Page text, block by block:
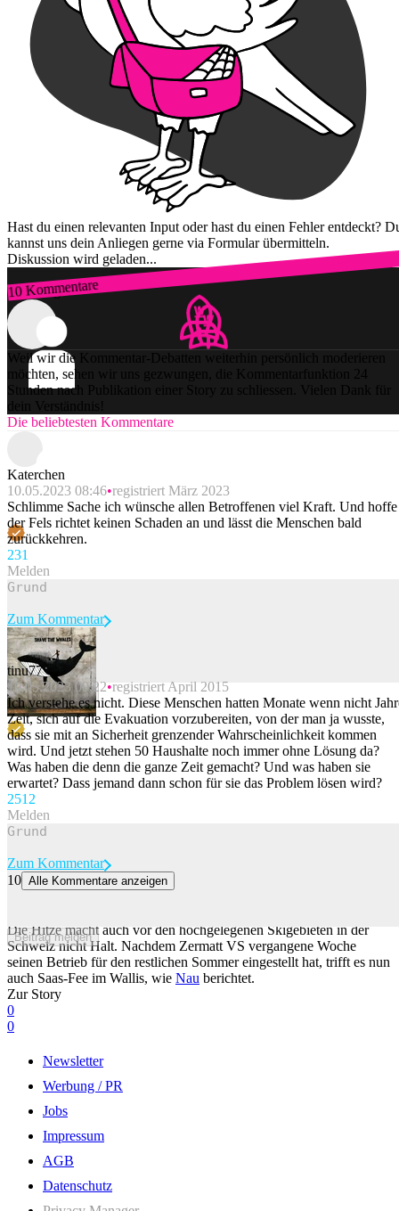
Hast du einen relevanten Input oder hast du einen Fehler entdeckt?
kannst uns dein Anliegen gerne via Formular übermitteln.
Diskussion wird geladen...
10 Kommentare
Zum Login
Weil wir die Kommentar-Debatten weiterhin persönlich moderieren
möchten, sehen wir uns gezwungen, die Kommentarfunktion 24
Stunden nach Publikation einer Story zu schliessen. Vielen Dank für
dein Verständnis!
Die beliebtesten Kommentare
Katerchen
10.05.2023 08:46 registriert März 2023
Schlimme Sache ich wünsche allen Betroffenen viel Kraft. Und hoffe
der Fels richtet keinen Schaden an und lässt die Menschen bald
zurückkehren.
231
Melden
Beitrag melden
Zum Kommentar
tinu77
10.05.2023 09:22 registriert April 2015
Ich verstehe es nicht. Diese Menschen hatten Monate wenn nicht
Zeit, sich auf die Evakuation vorzubereiten, von der man ja wusste,
dass sie mit an Sicherheit grenzender Wahrscheinlichkeit kommen
wird. Und jetzt stehen 50 Haushalte noch immer ohne Lösung da?
Was haben die denn die ganze Zeit gemacht? Und was haben sie
erwartet? Dass jemand dann schon für sie das Problem lösen wird?
2512
Melden
Beitrag melden
Zum Kommentar
10 Alle Kommentare anzeigen
Die Hitze macht auch vor den hochgelegenen Skigebieten in der
Schweiz nicht Halt. Nachdem Zermatt VS vergangene Woche
seinen Betrieb für den restlichen Sommer eingestellt hat, trifft es nun
auch Saas-Fee im Wallis, wie Nau berichtet.
Zur Story
0
0
Newsletter
Werbung / PR
Jobs
Impressum
AGB
Datenschutz